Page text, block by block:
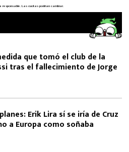
que tomó el club de la
tras el fallecimiento de Jorge
Erik Lira sí se iría de Cruz
a Europa como soñaba